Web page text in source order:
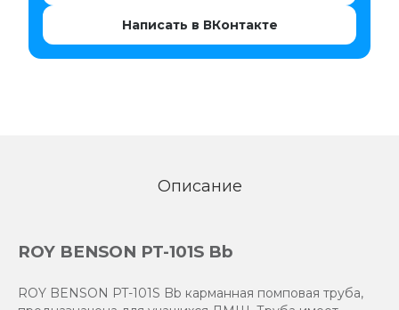
Написать в ВКонтакте
Описание
ROY BENSON PT-101S Bb
ROY BENSON PT-101S Bb карманная помповая труба,